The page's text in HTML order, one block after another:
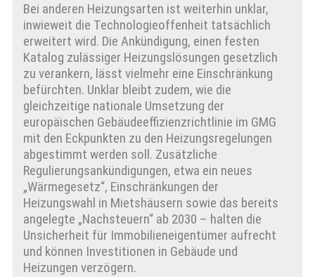
Bei anderen Heizungsarten ist weiterhin unklar,
inwieweit die Technologieoffenheit tatsächlich
erweitert wird. Die Ankündigung, einen festen
Katalog zulässiger Heizungslösungen gesetzlich
zu verankern, lässt vielmehr eine Einschränkung
befürchten. Unklar bleibt zudem, wie die
gleichzeitige nationale Umsetzung der
europäischen Gebäudeeffizienzrichtlinie im GMG
mit den Eckpunkten zu den Heizungsregelungen
abgestimmt werden soll. Zusätzliche
Regulierungsankündigungen, etwa ein neues
„Wärmegesetz“, Einschränkungen der
Heizungswahl in Mietshäusern sowie das bereits
angelegte „Nachsteuern“ ab 2030 – halten die
Unsicherheit für Immobilieneigentümer aufrecht
und können Investitionen in Gebäude und
Heizungen verzögern.